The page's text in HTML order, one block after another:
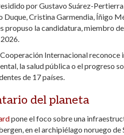
por Gustavo Suárez-
Cristina Garmendia, Íñigo
propuso la candidatura, miembro
Internacional
la salud pública o el progreso
de 17 países.
del planeta
pone el foco sobre una
en el archipiélago noruego